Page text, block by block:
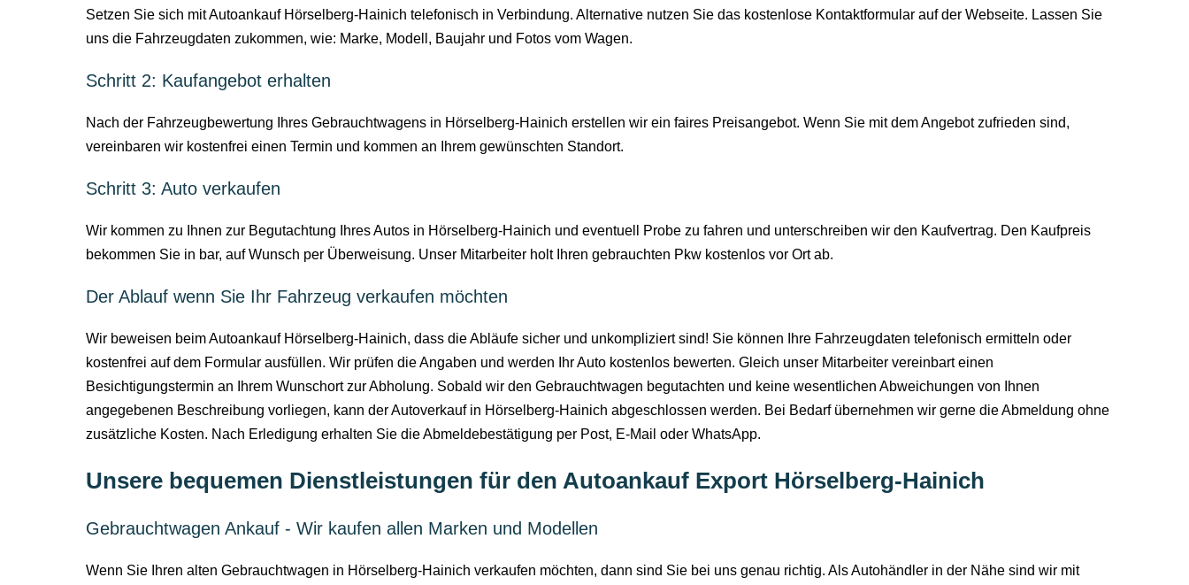
Setzen Sie sich mit Autoankauf Hörselberg-Hainich telefonisch in Verbindung. Alternative nutzen Sie das kostenlose Kontaktformular auf der Webseite. Lassen Sie
uns die Fahrzeugdaten zukommen, wie: Marke, Modell, Baujahr und Fotos vom Wagen.
Schritt 2: Kaufangebot erhalten
Nach der Fahrzeugbewertung Ihres Gebrauchtwagens in Hörselberg-Hainich erstellen wir ein faires Preisangebot. Wenn Sie mit dem Angebot zufrieden sind,
vereinbaren wir kostenfrei einen Termin und kommen an Ihrem gewünschten Standort.
Schritt 3: Auto verkaufen
Wir kommen zu Ihnen zur Begutachtung Ihres Autos in Hörselberg-Hainich und eventuell Probe zu fahren und unterschreiben wir den Kaufvertrag. Den Kaufpreis
bekommen Sie in bar, auf Wunsch per Überweisung. Unser Mitarbeiter holt Ihren gebrauchten Pkw kostenlos vor Ort ab.
Der Ablauf wenn Sie Ihr Fahrzeug verkaufen möchten
Wir beweisen beim Autoankauf Hörselberg-Hainich, dass die Abläufe sicher und unkompliziert sind! Sie können Ihre Fahrzeugdaten telefonisch ermitteln oder
kostenfrei auf dem Formular ausfüllen. Wir prüfen die Angaben und werden Ihr Auto kostenlos bewerten. Gleich unser Mitarbeiter vereinbart einen
Besichtigungstermin an Ihrem Wunschort zur Abholung. Sobald wir den Gebrauchtwagen begutachten und keine wesentlichen Abweichungen von Ihnen
angegebenen Beschreibung vorliegen, kann der Autoverkauf in Hörselberg-Hainich abgeschlossen werden. Bei Bedarf übernehmen wir gerne die Abmeldung ohne
zusätzliche Kosten. Nach Erledigung erhalten Sie die Abmeldebestätigung per Post, E-Mail oder WhatsApp.
Unsere bequemen Dienstleistungen für den Autoankauf Export Hörselberg-Hainich
Gebrauchtwagen Ankauf - Wir kaufen allen Marken und Modellen
Wenn Sie Ihren alten Gebrauchtwagen in Hörselberg-Hainich verkaufen möchten, dann sind Sie bei uns genau richtig. Als Autohändler in der Nähe sind wir mit